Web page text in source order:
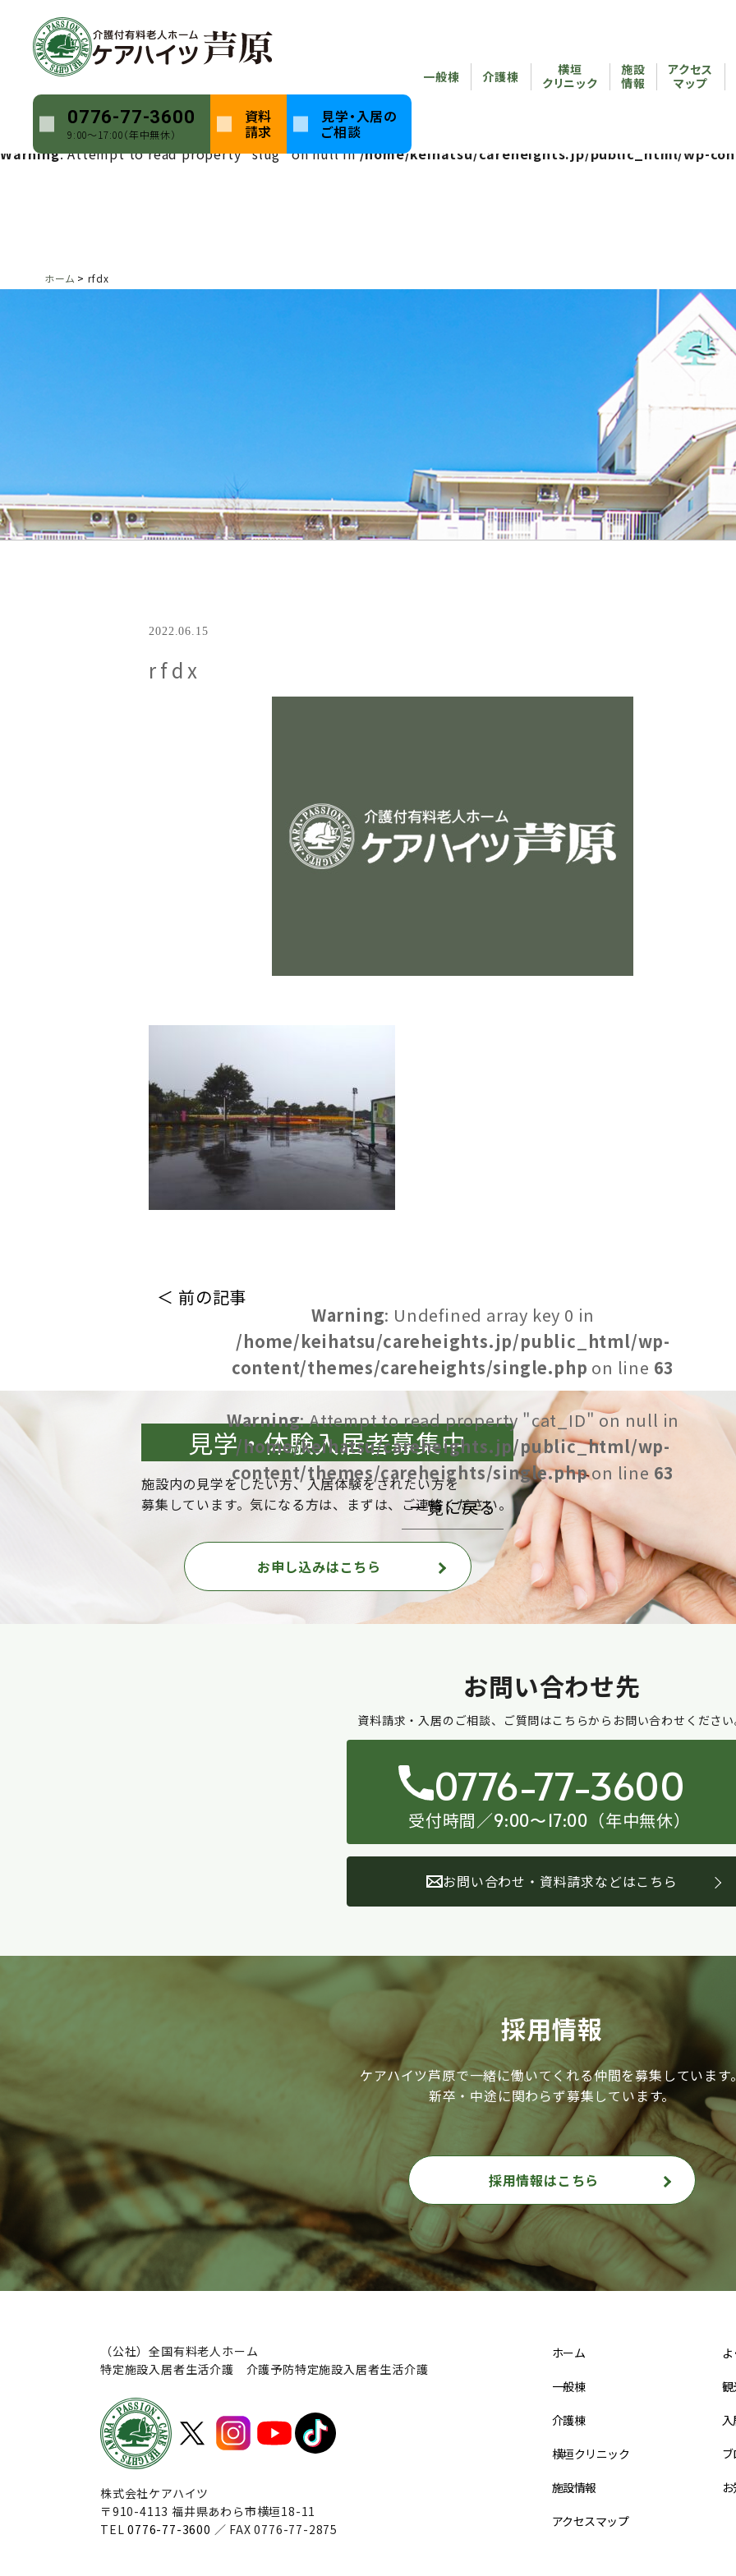
0776-77-3600
9:00〜17:00（年中無休）
資料
請求
見学・入居の
ご相談
一般棟 介護棟
横垣
クリニック
施設
情報
アクセス
マップ
Warning: Undefined array key 0 in/home/keihatsu/careheights.jp/public_html/wp-content/themes/
Warning: Attempt to read property "name" on null in /home/keihatsu/careheights.jp/public_html/wp-
Warning : Undefined array key 0 in /home/keihatsu/careheights.jp/public_html/wp-content/themes/
Warning: Attempt to read property "slug" on null in/home/keihatsu/careheights.jp/public_html/wp-
ホーム rfdx
2022.06.15
rfdx
＜ 前の記事
Warning: Undefined array key 0 in
/home/keihatsu/careheights.jp/public_html/wp-
content/themes/careheights/single.php on line 63
Warning: Attempt to read property "cat_ID" on null in
/home/keihatsu/careheights.jp/public_html/wp-
content/themes/careheights/single.phpon line 63
一覧に戻る
見学・体験入居者募集中
施設内の見学をしたい方、入居体験をされたい方を
募集しています。気になる方は、まずは、ご連絡ください。
お申し込みはこちら
お問い合わせ先
資料請求・入居のご相談、ご質問はこちらからお問い合わせくださ
0776-77-3600
受付時間／9:00〜17:00 （年中無休）
お問い合わせ・資料請求などはこちら
採用情報
ケアハイツ芦原で一緒に働いてくれる仲間を募集しています
新卒・中途に関わらず募集しています。
採用情報はこちら
（公社）全国有料老人ホーム
特定施設入居者生活介護 介護予防特定施設入居者生活介護
株式会社ケアハイツ
〒910-4113 福井県あわら市横垣18-11
TEL0776-77-3600 ／ FAX 0776-77-2875
ホーム
一般棟
介護棟
横垣クリニック
施設情報
アクセスマップ
観